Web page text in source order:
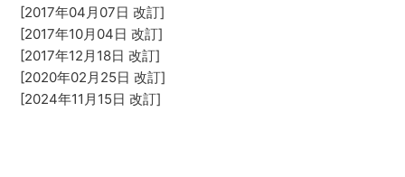
[2017年04月07日 改訂]
[2017年10月04日 改訂]
[2017年12月18日 改訂]
[2020年02月25日 改訂]
[2024年11月15日 改訂]